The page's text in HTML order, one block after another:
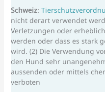
Schweiz:
nicht derart verwendet
Verletzungen oder
werden oder dass es stark
wird. (2) Die Verwendung
den Hund sehr
aussenden oder mittels
verboten